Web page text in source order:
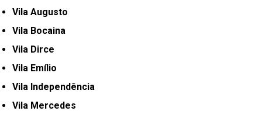
Vila Augusto
Vila Bocaina
Vila Dirce
Vila Emílio
Vila Independência
Vila Mercedes